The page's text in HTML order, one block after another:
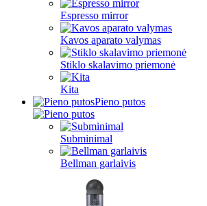
Espresso mirror
Kavos aparato valymas
Stiklo skalavimo priemonė
Kita
Pieno putos
Subminimal
Bellman garlaivis